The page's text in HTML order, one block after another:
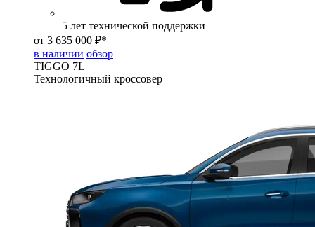
5 лет технической поддержки
от 3 635 000 ₽*
в наличии обзор
TIGGO 7L
Технологичный кроссовер